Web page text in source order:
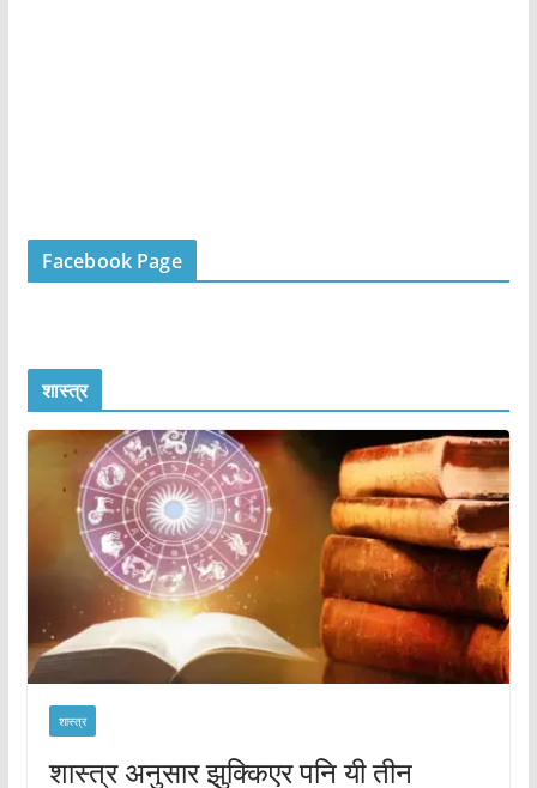
Facebook Page
शास्त्र
शास्त्र
शास्त्र अनुसार झुक्किएर पनि यी तीन